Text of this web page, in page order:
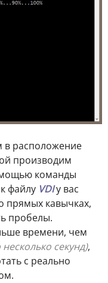
расположение
производим
команды
файлу VDIу вас
прямых кавычках,
пробелы.
времени, чем
секунд),
с реально